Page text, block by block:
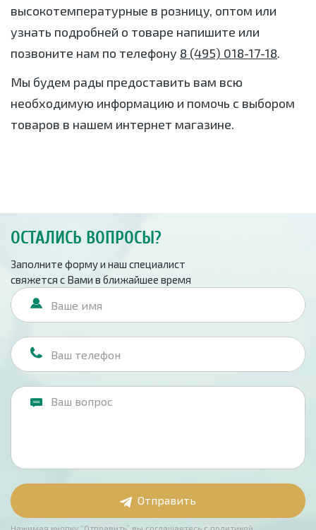
высокотемпературные в розницу, оптом или
узнать подробней о товаре напишите или
позвоните нам по телефону 8 (495) 018-17-18.
Мы будем рады предоставить вам всю
необходимую информацию и помочь с выбором
товаров в нашем интернет магазине.
ОСТАЛИСЬ ВОПРОСЫ?
Заполните форму и наш специалист
свяжется с Вами в ближайшее время
Отправить
Нажимая кнопку “Отправить” вы соглашаетесь с политикой